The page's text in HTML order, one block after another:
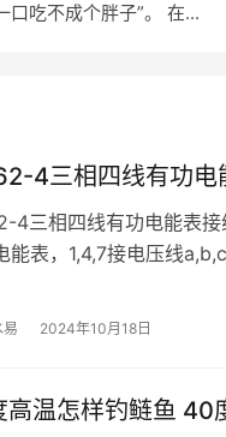
口吃不成个胖子”。 在...
4三相四线有功电
4三相四线有功电能表
能表，1,4,7接电压线
，b,c相的接法同
易 2024年10月18日
温怎样钓鲢鱼 40